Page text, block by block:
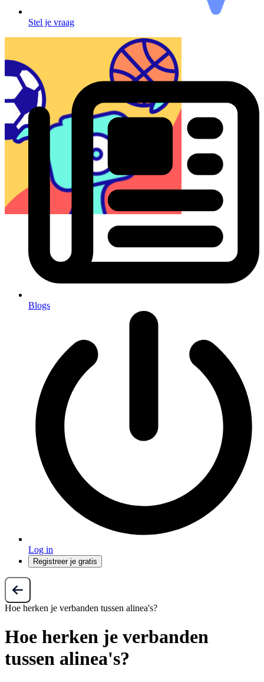
Stel je vraag
Blogs
Log in
Registreer je gratis
Hoe herken je verbanden tussen alinea's?
Hoe herken je verbanden
tussen alinea's?